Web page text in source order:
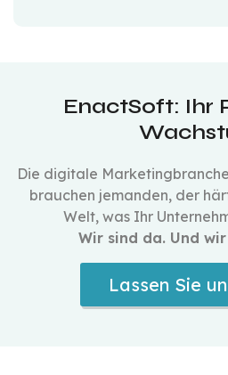
EnactSoft: Ihr
Die digitale
brauchen jemanden, der
Welt, was Ihr
Wir sind da. Und
Lassen Sie